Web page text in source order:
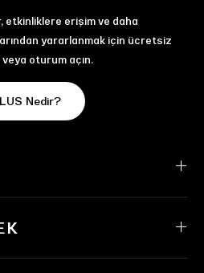
etkinliklere erişim ve daha
yararlanmak için ücretsiz
veya oturum açın.
Nedir?